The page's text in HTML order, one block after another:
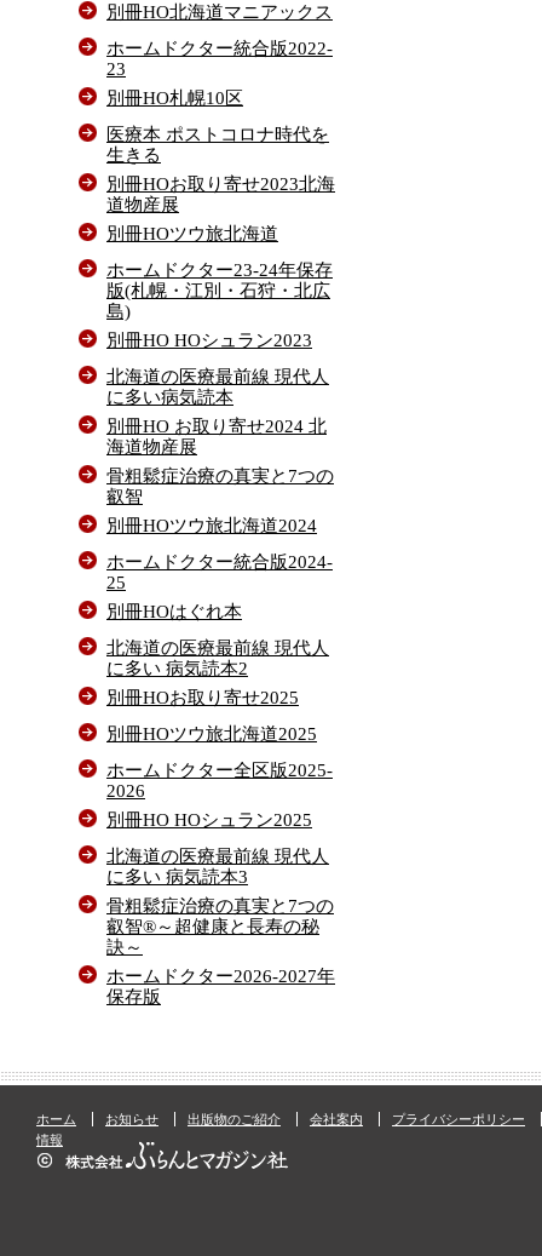
別冊HO北海道マニアックス
ホームドクター統合版2022-
23
別冊HO札幌10区
医療本 ポストコロナ時代を
生きる
別冊HOお取り寄せ2023北海
道物産展
別冊HOツウ旅北海道
ホームドクター23-24年保存
版(札幌・江別・石狩・北広
島)
別冊HO HOシュラン2023
北海道の医療最前線 現代人
に多い病気読本
別冊HO お取り寄せ2024 北
海道物産展
骨粗鬆症治療の真実と7つの
叡智
別冊HOツウ旅北海道2024
ホームドクター統合版2024-
25
別冊HOはぐれ本
北海道の医療最前線 現代人
に多い 病気読本2
別冊HOお取り寄せ2025
別冊HOツウ旅北海道2025
ホームドクター全区版2025-
2026
別冊HO HOシュラン2025
北海道の医療最前線 現代人
に多い 病気読本3
骨粗鬆症治療の真実と7つの
叡智®～超健康と長寿の秘
訣～
ホームドクター2026-2027年
保存版
ホーム お知らせ 出版物のご紹介 会社案内
プライバシーポリシー
情報